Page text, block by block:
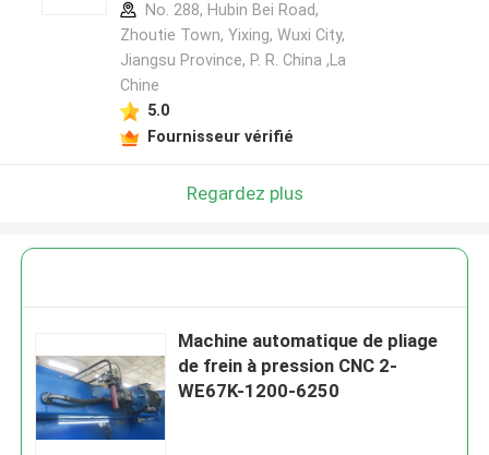
No. 288, Hubin Bei Road,
Zhoutie Town, Yixing, Wuxi City,
Jiangsu Province, P. R. China ,La
Chine
5.0
Fournisseur vérifié
Regardez plus
Machine automatique de pliage
de frein à pression CNC 2-
WE67K-1200-6250